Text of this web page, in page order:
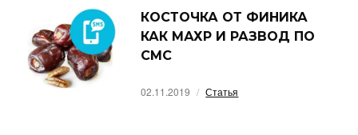
КОСТОЧКА ОТ ФИНИКА
КАК МАХР И РАЗВОД ПО
СМС
02.11.2019 Статья